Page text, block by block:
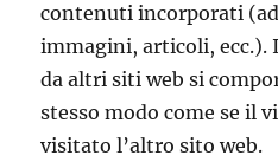
contenuti incorporati
immagini, articoli,
da altri siti web si
stesso modo come se il
visitato l’altro sito web.